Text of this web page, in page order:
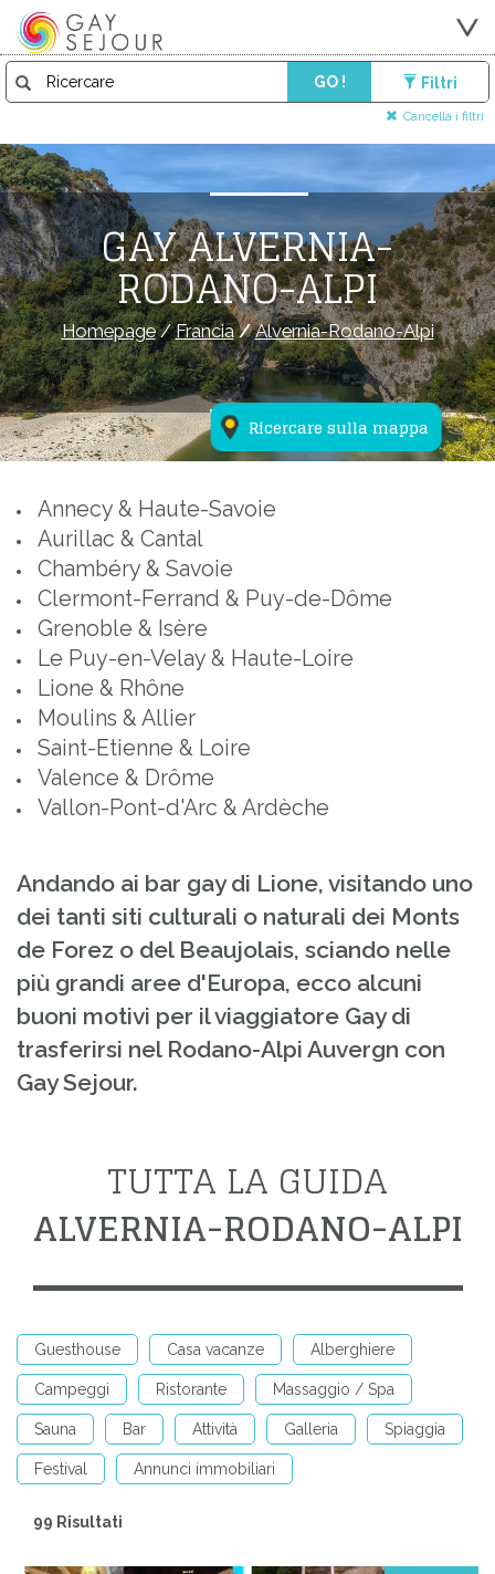
GO ! Filtri
Cancella i filtri
Ricercare sulla mappa
GAY ALVERNIA-
RODANO-ALPI
Homepage/Francia/Alvernia-Rodano-Alpi
Annecy & Haute-Savoie
Aurillac & Cantal
Chambéry & Savoie
Clermont-Ferrand & Puy-de-Dôme
Grenoble & Isère
Le Puy-en-Velay & Haute-Loire
Lione & Rhône
Moulins & Allier
Saint-Etienne & Loire
Valence & Drôme
Vallon-Pont-d'Arc & Ardèche
Andando ai bar gay di Lione, visitando uno
dei tanti siti culturali o naturali dei Monts
de Forez o del Beaujolais, sciando nelle
più grandi aree d'Europa, ecco alcuni
buoni motivi per il viaggiatore Gay di
trasferirsi nel Rodano-Alpi Auvergn con
Gay Sejour.
TUTTA LA GUIDA
ALVERNIA-RODANO-ALPI
Guesthouse Casa vacanze Alberghiere
Campeggi Ristorante Massaggio / Spa
Sauna Bar Attività Galleria Spiaggia
Festival Annunci immobiliari
99 Risultati